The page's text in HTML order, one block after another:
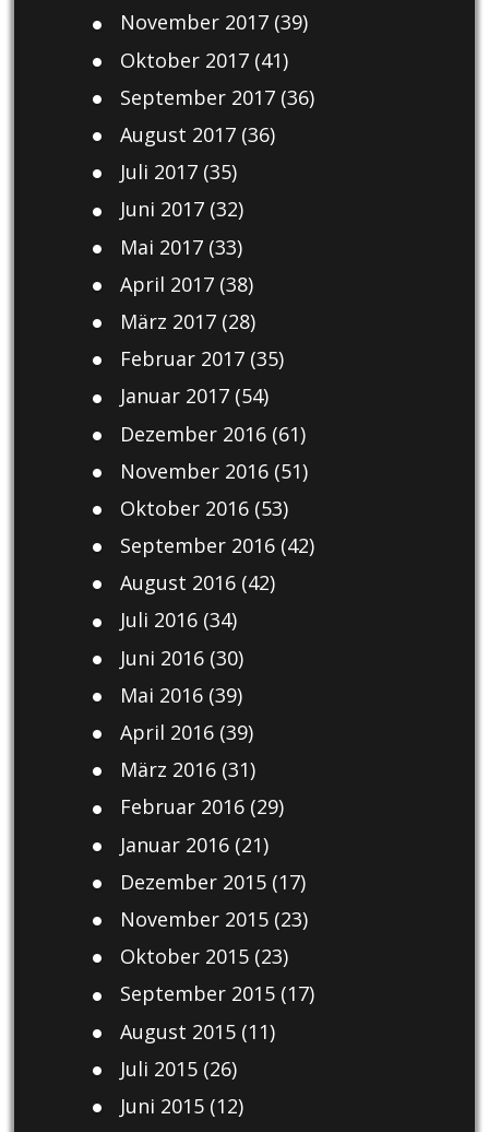
November 2017(39)
Oktober 2017(41)
September 2017(36)
August 2017(36)
Juli 2017(35)
Juni 2017(32)
Mai 2017(33)
April 2017(38)
März 2017(28)
Februar 2017(35)
Januar 2017(54)
Dezember 2016(61)
November 2016(51)
Oktober 2016(53)
September 2016(42)
August 2016(42)
Juli 2016(34)
Juni 2016(30)
Mai 2016(39)
April 2016(39)
März 2016(31)
Februar 2016(29)
Januar 2016(21)
Dezember 2015(17)
November 2015(23)
Oktober 2015(23)
September 2015(17)
August 2015(11)
Juli 2015(26)
Juni 2015(12)